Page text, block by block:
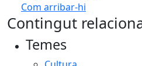
Com arribar-hi
+
Contingut
Temes